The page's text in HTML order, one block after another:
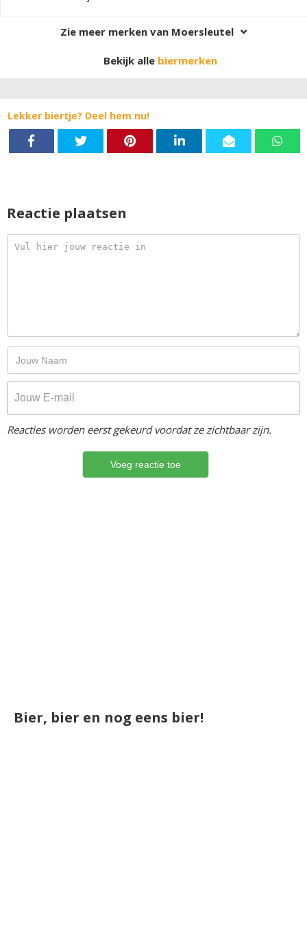
Zie meer merken van Moersleutel
Bekijk alle biermerken
Lekker biertje? Deel hem nu!
Reactie plaatsen
Reacties worden eerst gekeurd voordat ze zichtbaar zijn.
Bier, bier en nog eens bier!